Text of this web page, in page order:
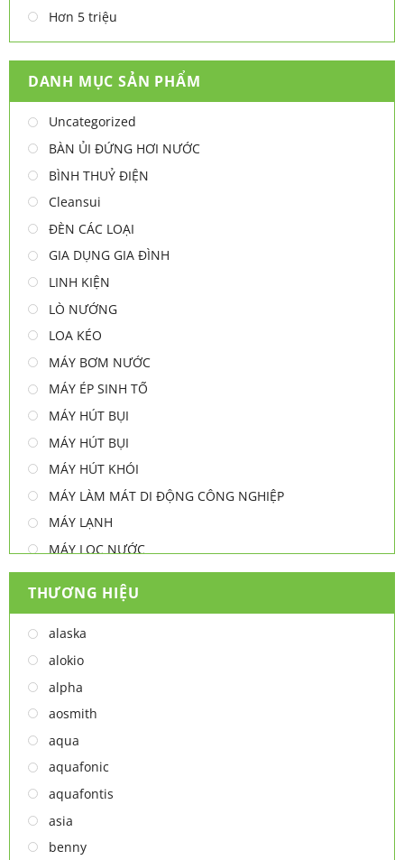
Hơn 5 triệu
DANH MỤC SẢN PHẨM
Uncategorized
BÀN ỦI ĐỨNG HƠI NƯỚC
BÌNH THUỶ ĐIỆN
Cleansui
ĐÈN CÁC LOẠI
GIA DỤNG GIA ĐÌNH
LINH KIỆN
LÒ NƯỚNG
LOA KÉO
MÁY BƠM NƯỚC
MÁY ÉP SINH TỐ
MÁY HÚT BỤI
MÁY HÚT BỤI
MÁY HÚT KHÓI
MÁY LÀM MÁT DI ĐỘNG CÔNG NGHIỆP
MÁY LẠNH
MÁY LỌC NƯỚC
MÁY NƯỚC NÓNG
MÁY NƯỚC NÓNG - LẠNH
MÁY SẤY TAY
MÁY XAY ĐA NĂNG
NỒI CHIÊN
NỒI CHIÊN
Thiết bị lọc nước
TỦ ĐÔNG
TỦ MÁT
TỦ RƯỢU
LÒ VI SÓNG
THƯƠNG HIỆU
alaska
alokio
alpha
aosmith
aqua
aquafonic
aquafontis
asia
benny